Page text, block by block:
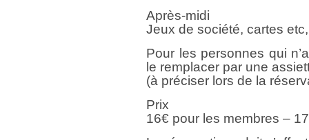
Après-midi
Jeux de société, cartes
Pour les personnes qui
le remplacer par une
(à préciser lors de la
Prix
16€ pour les membres –